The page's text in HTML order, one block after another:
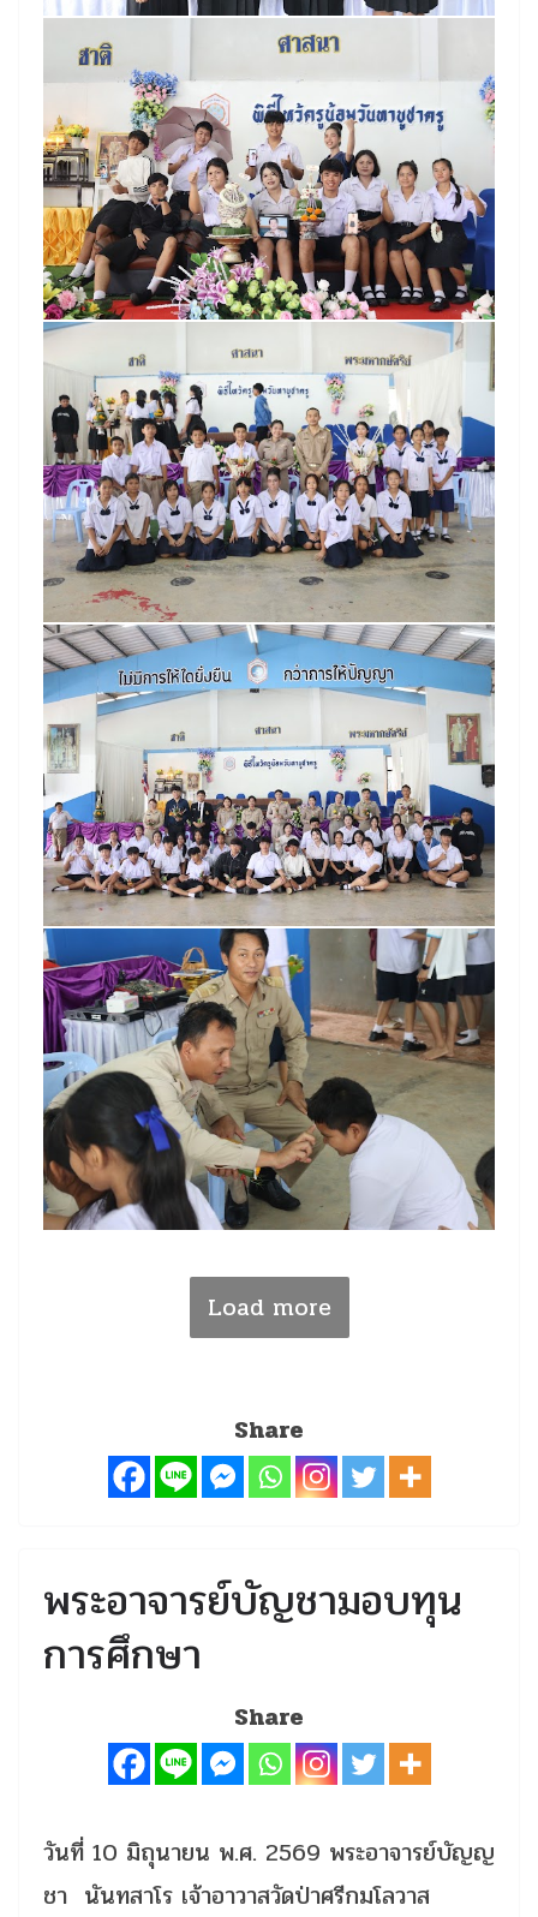
Load more
Share
พระอาจารย์บัญชามอบทุน
การศึกษา
Share
วันที่ 10 มิถุนายน พ.ศ. 2569 พระอาจารย์บัญญ
ชา นันทสาโร เจ้าอาวาสวัดป่าศรีกมโลวาส